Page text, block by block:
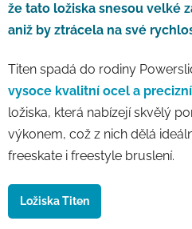
že tato ložiska snesou velké
aniž by ztrácela na své
Titen spadá do rodiny
vysoce kvalitní ocel a
ložiska, která nabízejí skvělý
výkonem, což z nich dělá
freeskate i freestyle bruslení.
Ložiska Titen